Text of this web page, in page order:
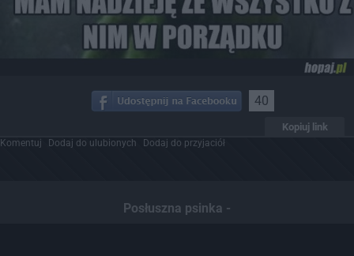
40
Kopiuj link
Komentuj Dodaj do ulubionych Dodaj do przyjaciół
Posłuszna psinka -